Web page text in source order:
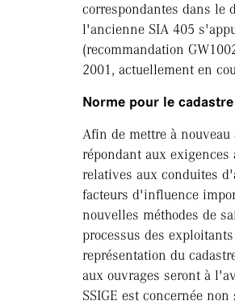
correspondantes dans le
l'ancienne SIA 405
(recommandation
2001, actuellement en
Norme pour le
Afin de mettre à
répondant aux
relatives aux conduites
facteurs d'influence
nouvelles méthodes de
processus des
représentation du
aux ouvrages seront à
SSIGE est concernée